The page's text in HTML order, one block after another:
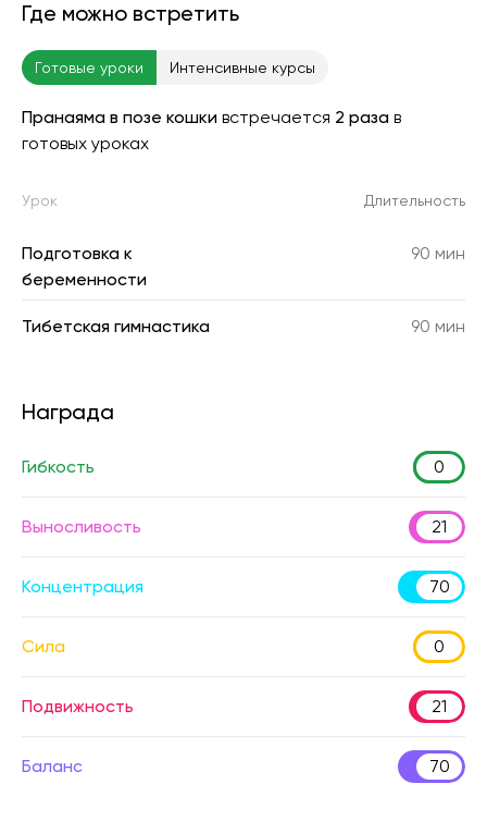
Где можно встретить
Готовые уроки Интенсивные курсы
Пранаяма в позе кошки встречается 2 раза в
готовых уроках
Урок Длительность
Подготовка к
беременности
90 мин
Тибетская гимнастика 90 мин
Награда
Гибкость 0
Выносливость 21
Концентрация 70
Сила 0
Подвижность 21
Баланс 70